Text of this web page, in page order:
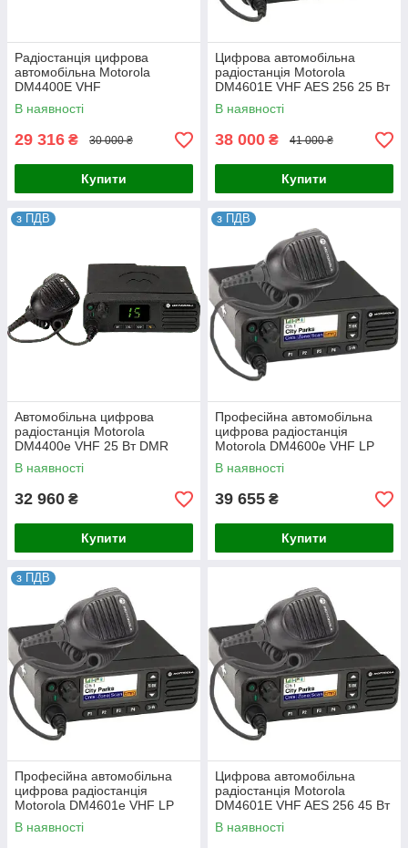
Радіостанція цифрова
автомобільна Motorola
DM4400E VHF
В наявності
29 316 ₴ 30 000 ₴
Купити
Цифрова автомобільна
радіостанція Motorola
DM4601E VHF AES 256 25 Вт
В наявності
38 000 ₴ 41 000 ₴
Купити
з ПДВ
Автомобільна цифрова
радіостанція Motorola
DM4400e VHF 25 Вт DMR
(MDM28JNC9VA2AN)
В наявності
32 960 ₴
Купити
з ПДВ
Професійна автомобільна
цифрова радіостанція
Motorola DM4600e VHF LP
Базова (25 Вт, DMR)
(MDM28JNN9VA2AN)
В наявності
39 655 ₴
Купити
з ПДВ
Професійна автомобільна
цифрова радіостанція
Motorola DM4601e VHF LP
Базова (25 Вт, DMR, GPS, Wi-
Fi) (MDM28JNN9RA2AN)
В наявності
Цифрова автомобільна
радіостанція Motorola
DM4601E VHF AES 256 45 Вт
В наявності